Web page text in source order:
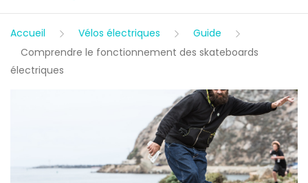
Accueil Vélos électriques
Guide
Comprendre le fonctionnement des skateboards
électriques